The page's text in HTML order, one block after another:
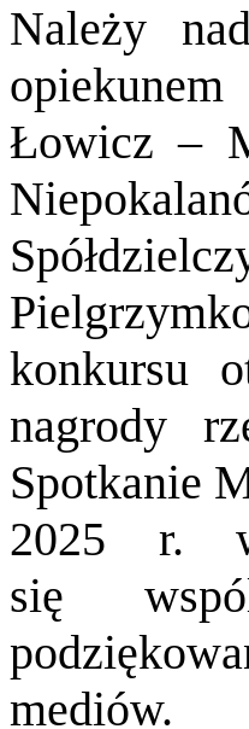
Należy
Łowicz –
konkursu
nagrody
Spotkanie
2025 r. w
się